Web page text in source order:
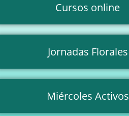
Cursos online
Jornadas Florales
Miércoles Activos